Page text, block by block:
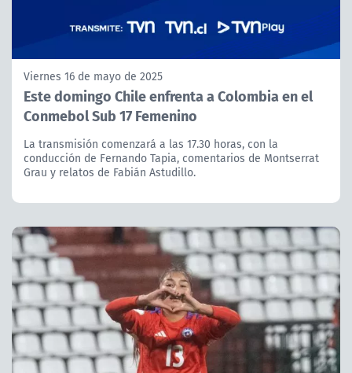
Viernes 16 de mayo de 2025
Este domingo Chile enfrenta a Colombia en el
Conmebol Sub 17 Femenino
La transmisión comenzará a las 17.30 horas, con la
conducción de Fernando Tapia, comentarios de Montserrat
Grau y relatos de Fabián Astudillo.